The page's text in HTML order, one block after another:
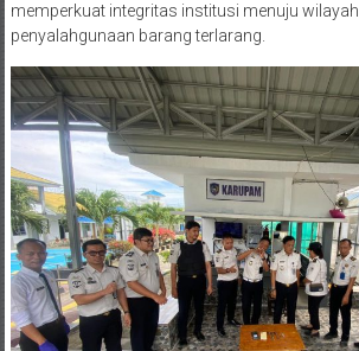
memperkuat integritas institusi menuju
penyalahgunaan barang terlarang.